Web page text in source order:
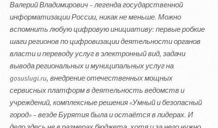
Валерий Владимирович – легенда государственной
информатизации России, никак не меньше. Можно
вспомнить любую цифровую инициативу: первые робкие
шаги регионов по цифровизации деятельности органов
власти и переводу услуг в электронный вид, задачи
вывода региональных и муниципальных услуг на
gosuslugi.ru, внедрение отечественных мощных
сервисных платформ в деятельность ведомств и
учреждений, комплексные решения «Умный и безопасный
город» – везде Бурятия была и остаётся в лидерах. И